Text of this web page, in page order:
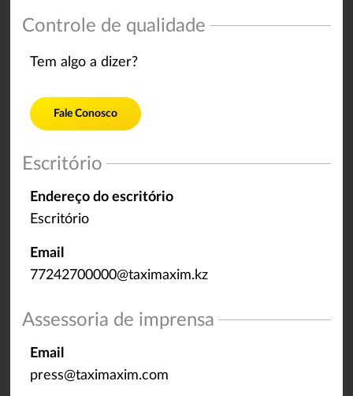
Controle de qualidade
Tem algo a dizer?
Fale Conosco
Escritório
Endereço do escritório
Escritório
Email
77242700000@taximaxim.kz
Assessoria de imprensa
Email
press@taximaxim.com